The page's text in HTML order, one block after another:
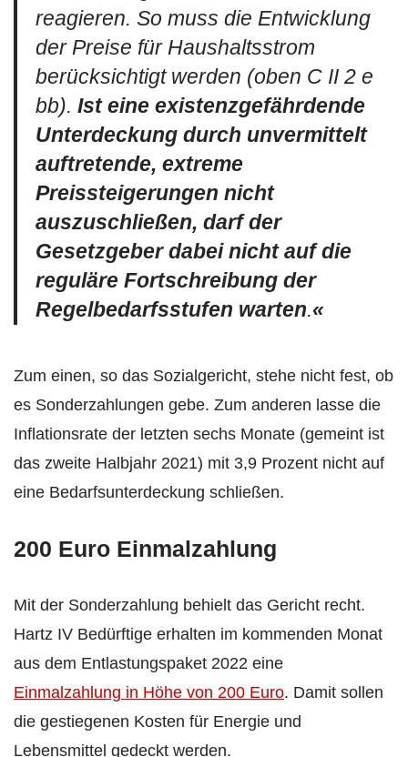
reagieren. So muss die Entwicklung
der Preise für Haushaltsstrom
berücksichtigt werden (oben C II 2 e
bb). Ist eine existenzgefährdende
Unterdeckung durch unvermittelt
auftretende, extreme
Preissteigerungen nicht
auszuschließen, darf der
Gesetzgeber dabei nicht auf die
reguläre Fortschreibung der
Regelbedarfsstufen warten.«
Zum einen, so das Sozialgericht, stehe nicht fest, ob
es Sonderzahlungen gebe. Zum anderen lasse die
Inflationsrate der letzten sechs Monate (gemeint ist
das zweite Halbjahr 2021) mit 3,9 Prozent nicht auf
eine Bedarfsunterdeckung schließen.
200 Euro Einmalzahlung
Mit der Sonderzahlung behielt das Gericht recht.
Hartz IV Bedürftige erhalten im kommenden Monat
aus dem Entlastungspaket 2022 eine
Einmalzahlung in Höhe von 200 Euro. Damit sollen
die gestiegenen Kosten für Energie und
Lebensmittel gedeckt werden.